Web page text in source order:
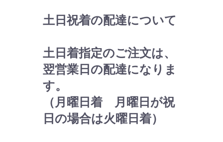
土日祝着の配達について
土日着指定のご注文は、
翌営業日の配達になりま
す。
（月曜日着 月曜日が祝
日の場合は火曜日着）